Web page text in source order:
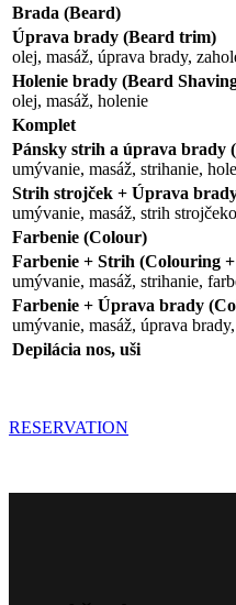
Brada (Beard)
Úprava brady (Beard trim)
olej, masáž, úprava brady,
Holenie brady (Beard
olej, masáž, holenie
Komplet
Pánsky strih a úprava brady
umývanie, masáž, strihanie,
Strih strojček + Úprava
umývanie, masáž, strih
Farbenie (Colour)
Farbenie + Strih (Colouring
umývanie, masáž, strihanie,
Farbenie + Úprava brady
umývanie, masáž, úprava
Depilácia nos, uši
RESERVATION